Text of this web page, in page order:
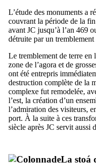
L’étude des monuments a
couvrant la période de la
avant JC jusqu’à l’an 469
détruite par un tremblement
Le tremblement de terre en
zone de l’agora et de
ont été entrepris
destruction complète de la
complexe fut remodelée,
l’est, la création d’un
l’admiration des visiteurs,
port. À la suite à ces
siècle après JC servit aussi
La stoá